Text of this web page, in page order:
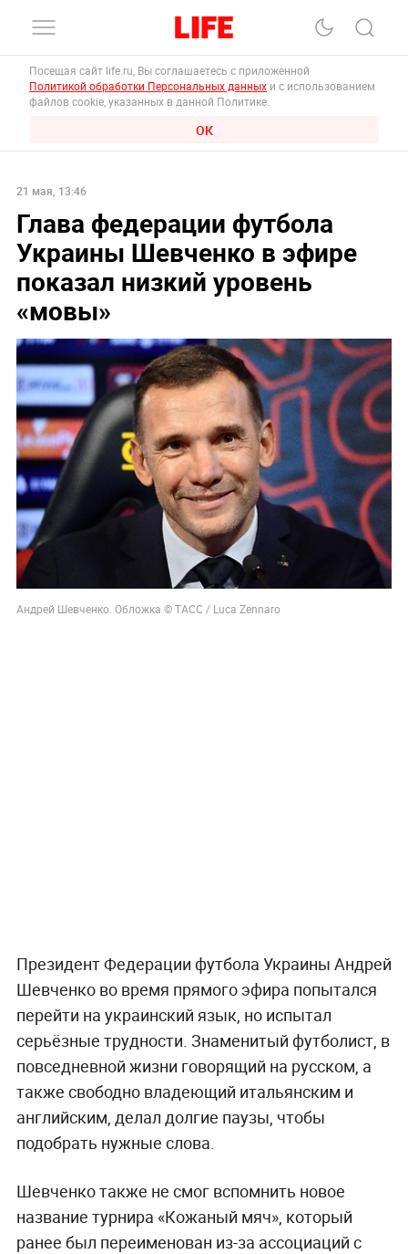
Посещая сайт life.ru, Вы соглашаетесь с приложенной
Политикой обработки Персональных данных и с использованием
файлов cookie, указанных в данной Политике.
ОК
21 мая, 13:46
Глава федерации футбола
Украины Шевченко в эфире
показал низкий уровень
«мовы»
Андрей Шевченко. Обложка © ТАСС / Luca Zennaro
Президент Федерации футбола Украины Андрей
Шевченко во время прямого эфира попытался
перейти на украинский язык, но испытал
серьёзные трудности. Знаменитый футболист, в
повседневной жизни говорящий на русском, а
также свободно владеющий итальянским и
английским, делал долгие паузы, чтобы
подобрать нужные слова.
Шевченко также не смог вспомнить новое
название турнира «Кожаный мяч», который
ранее был переименован из-за ассоциаций с